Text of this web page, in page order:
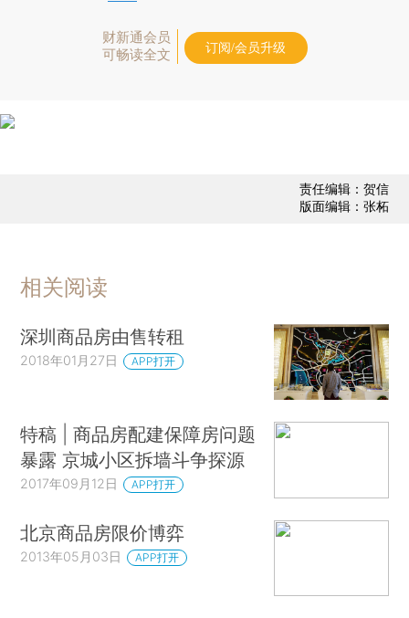
财新通会员
可畅读全文
订阅/会员升级
责任编辑：贺信
版面编辑：张柘
相关阅读
深圳商品房由售转租
2018年01月27日 APP打开
特稿 | 商品房配建保障房问题
暴露 京城小区拆墙斗争探源
2017年09月12日 APP打开
北京商品房限价博弈
2013年05月03日 APP打开